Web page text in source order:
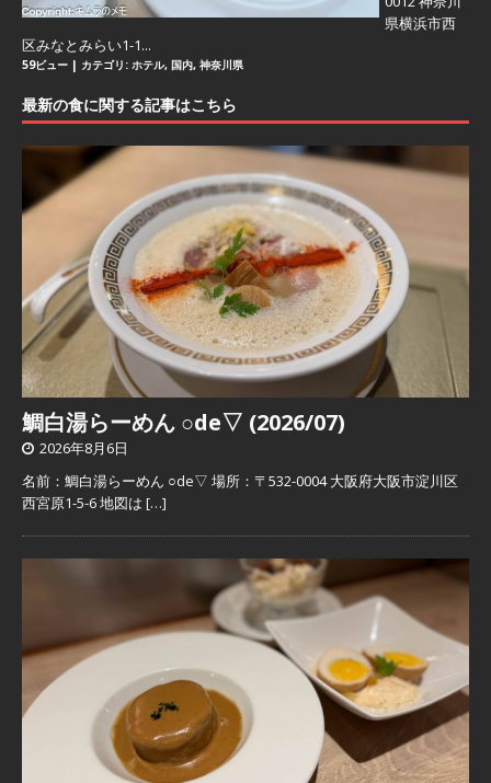
県横浜市西
区みなとみらい1-1...
59ビュー | カテゴリ: ホテル, 国内, 神奈川県
最新の食に関する記事はこちら
鯛白湯らーめん ○de▽ (2026/07)
2026年8月6日
名前：鯛白湯らーめん ○de▽ 場所：〒532-0004 大阪府大阪市淀川区
西宮原1-5-6 地図は […]